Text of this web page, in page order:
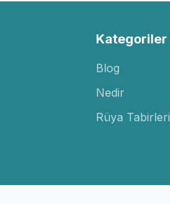
Kategoriler
Blog
Nedir
Rüya Tabirleri